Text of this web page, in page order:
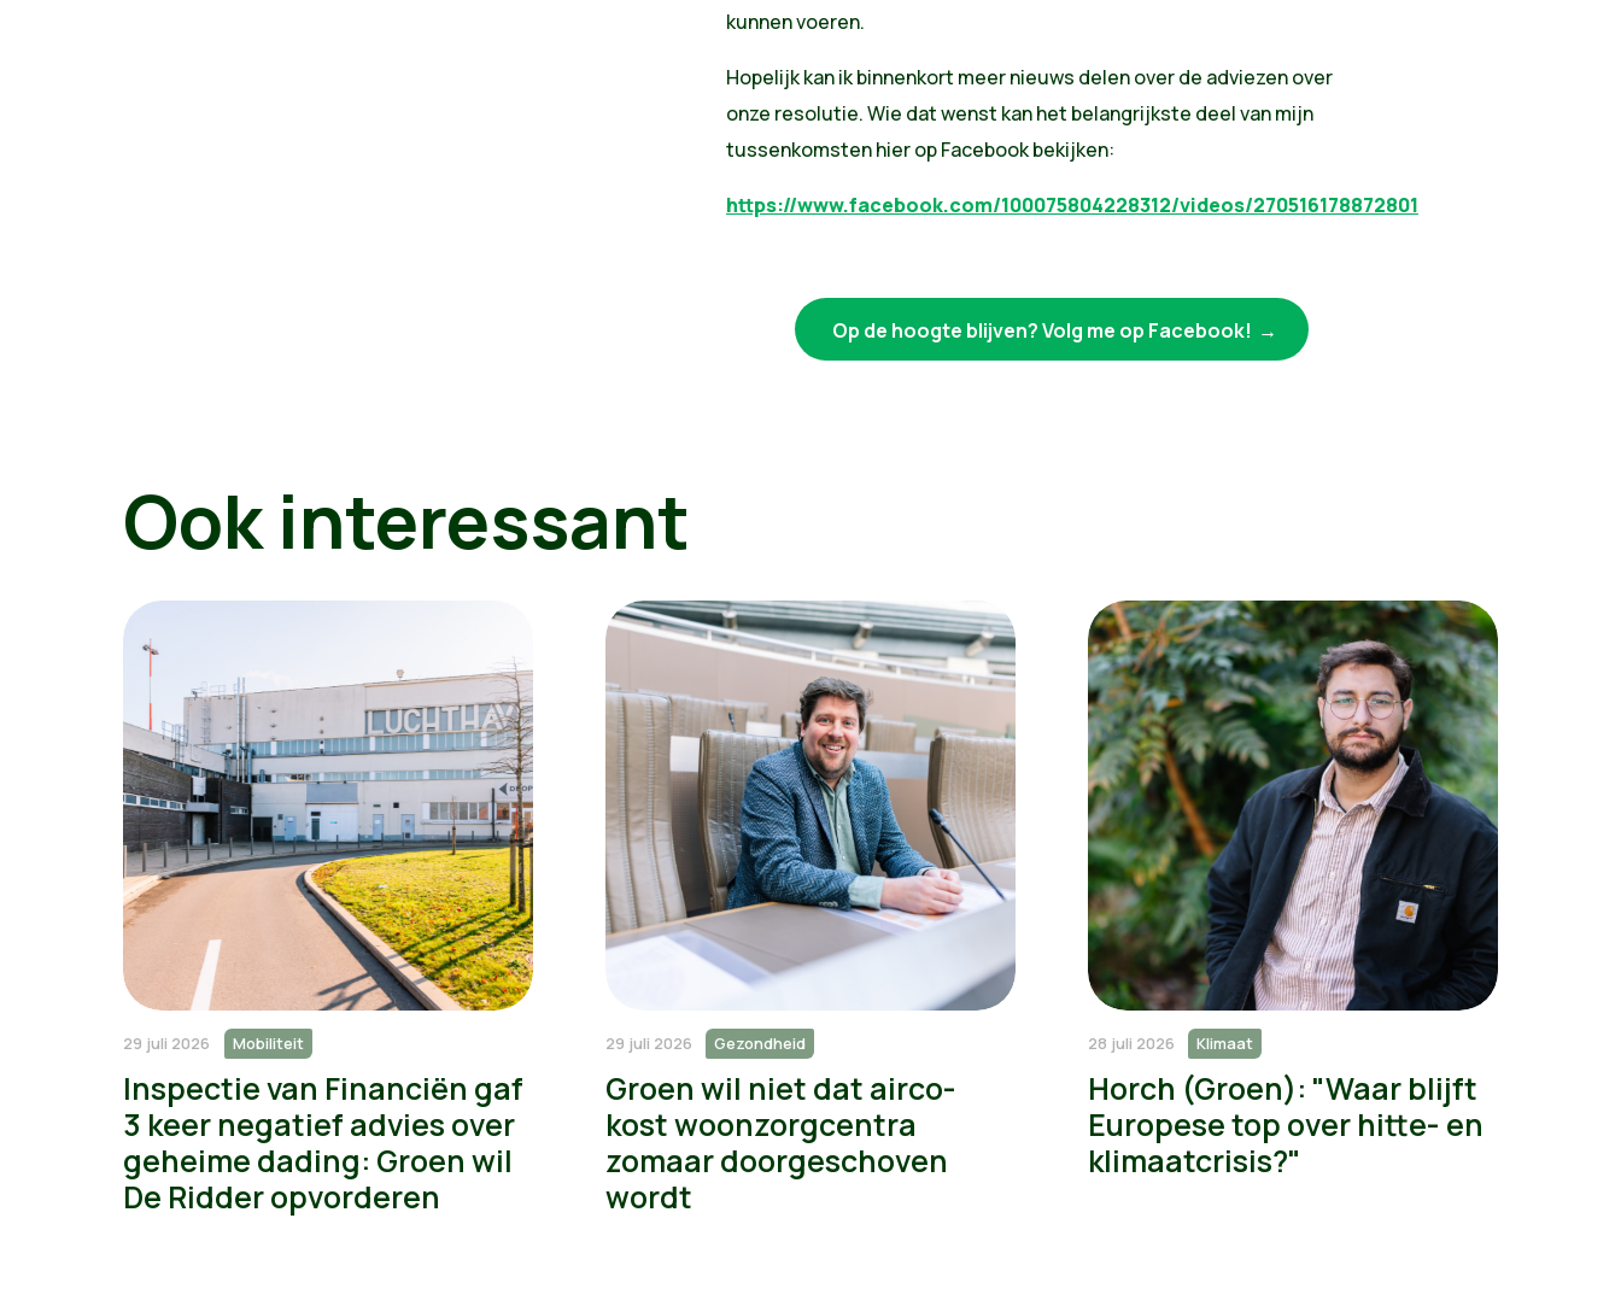
kunnen voeren.
Hopelijk kan ik binnenkort meer nieuws delen over de adviezen over
onze resolutie. Wie dat wenst kan het belangrijkste deel van mijn
tussenkomsten hier op Facebook bekijken:
https://www.facebook.com/100075804228312/videos/270516178872801
Op de hoogte blijven? Volg me op Facebook!
Ook interessant
29 juli 2026 Mobiliteit
Inspectie van Financiën gaf
3 keer negatief advies over
geheime dading: Groen wil
De Ridder opvorderen
29 juli 2026 Gezondheid
Groen wil niet dat airco-
kost woonzorgcentra
zomaar doorgeschoven
wordt
28 juli 2026 Klimaat
Horch (Groen): "Waar blijft
Europese top over hitte- en
klimaatcrisis?"